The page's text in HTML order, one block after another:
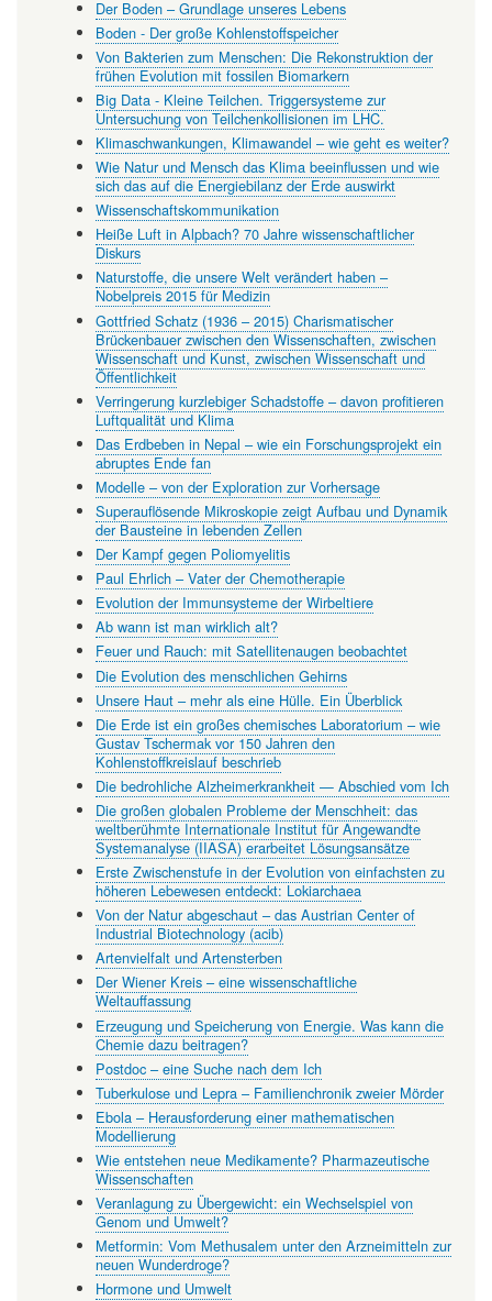
Der Boden – Grundlage unseres Lebens
Boden - Der große Kohlenstoffspeicher
Von Bakterien zum Menschen: Die Rekonstruktion der
frühen Evolution mit fossilen Biomarkern
Big Data - Kleine Teilchen. Triggersysteme zur
Untersuchung von Teilchenkollisionen im LHC.
Klimaschwankungen, Klimawandel – wie geht es weiter?
Wie Natur und Mensch das Klima beeinflussen und wie
sich das auf die Energiebilanz der Erde auswirkt
Wissenschaftskommunikation
Heiße Luft in Alpbach? 70 Jahre wissenschaftlicher
Diskurs
Naturstoffe, die unsere Welt verändert haben –
Nobelpreis 2015 für Medizin
Gottfried Schatz (1936 – 2015) Charismatischer
Brückenbauer zwischen den Wissenschaften, zwischen
Wissenschaft und Kunst, zwischen Wissenschaft und
Öffentlichkeit
Verringerung kurzlebiger Schadstoffe – davon profitieren
Luftqualität und Klima
Das Erdbeben in Nepal – wie ein Forschungsprojekt ein
abruptes Ende fan
Modelle – von der Exploration zur Vorhersage
Superauflösende Mikroskopie zeigt Aufbau und Dynamik
der Bausteine in lebenden Zellen
Der Kampf gegen Poliomyelitis
Paul Ehrlich – Vater der Chemotherapie
Evolution der Immunsysteme der Wirbeltiere
Ab wann ist man wirklich alt?
Feuer und Rauch: mit Satellitenaugen beobachtet
Die Evolution des menschlichen Gehirns
Unsere Haut – mehr als eine Hülle. Ein Überblick
Die Erde ist ein großes chemisches Laboratorium – wie
Gustav Tschermak vor 150 Jahren den
Kohlenstoffkreislauf beschrieb
Die bedrohliche Alzheimerkrankheit — Abschied vom Ich
Die großen globalen Probleme der Menschheit: das
weltberühmte Internationale Institut für Angewandte
Systemanalyse (IIASA) erarbeitet Lösungsansätze
Erste Zwischenstufe in der Evolution von einfachsten zu
höheren Lebewesen entdeckt: Lokiarchaea
Von der Natur abgeschaut – das Austrian Center of
Industrial Biotechnology (acib)
Artenvielfalt und Artensterben
Der Wiener Kreis – eine wissenschaftliche
Weltauffassung
Erzeugung und Speicherung von Energie. Was kann die
Chemie dazu beitragen?
Postdoc – eine Suche nach dem Ich
Tuberkulose und Lepra – Familienchronik zweier Mörder
Ebola – Herausforderung einer mathematischen
Modellierung
Wie entstehen neue Medikamente? Pharmazeutische
Wissenschaften
Veranlagung zu Übergewicht: ein Wechselspiel von
Genom und Umwelt?
Metformin: Vom Methusalem unter den Arzneimitteln zur
neuen Wunderdroge?
Hormone und Umwelt